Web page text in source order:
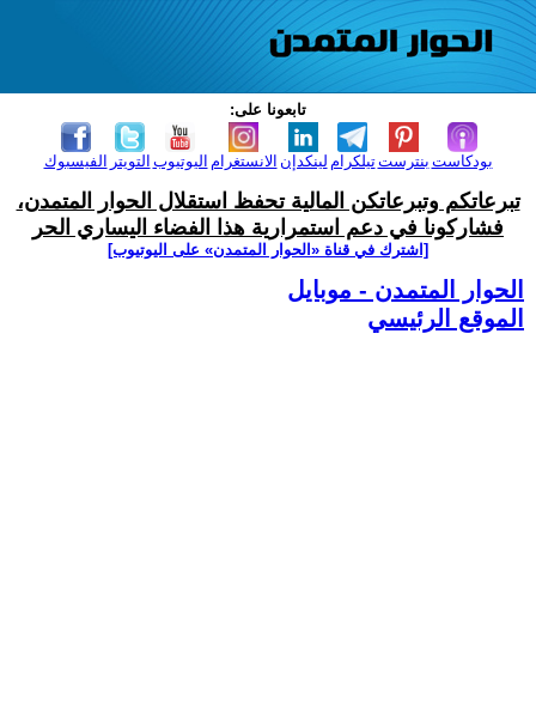
تابعونا على:
الفيسبوك التويتر اليوتيوب الانستغرام لينكدإن تيلكرامبنترست بودكاست
تبرعاتكم وتبرعاتكن المالية تحفظ استقلال الحوار المتمدن،
فشاركونا في دعم استمرارية هذا الفضاء اليساري الحر
[اشترك في قناة ‫«الحوار المتمدن» على اليوتيوب]
الحوار المتمدن - موبايل
الموقع الرئيسي